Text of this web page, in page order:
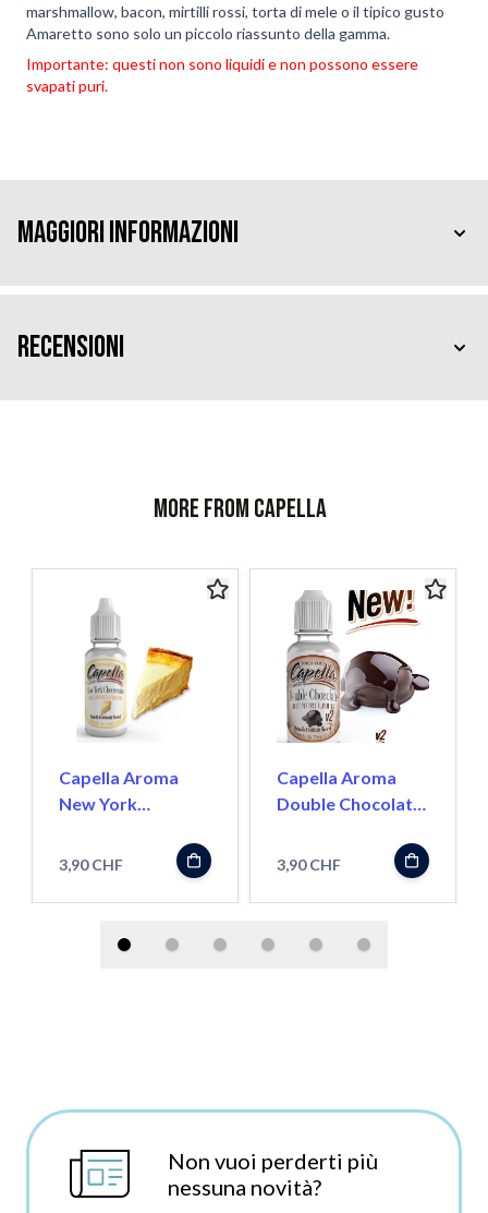
marshmallow, bacon, mirtilli rossi, torta di mele o il tipico gusto
Amaretto sono solo un piccolo riassunto della gamma.
Importante: questi non sono liquidi e non possono essere
svapati puri.
Maggiori Informazioni
Recensioni
More from Capella
Capella Aroma
New York
3,90 CHF
Capella Aroma
Double Chocolate
3,90 CHF
Non vuoi perderti più
nessuna novità?